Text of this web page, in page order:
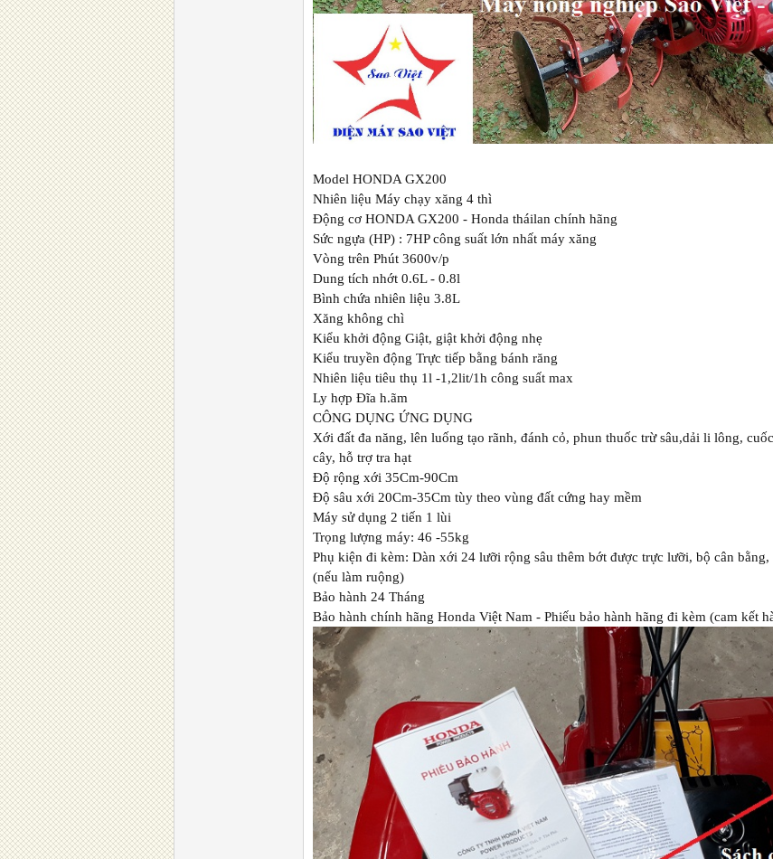
Model HONDA GX200
Nhiên liệu Máy chạy xăng 4 thì
Động cơ HONDA GX200 - Honda tháilan chính hãng
Sức ngựa (HP) : 7HP công suất lớn nhất máy xăng
Vòng trên Phút 3600v/p
Dung tích nhớt 0.6L - 0.8l
Bình chứa nhiên liệu 3.8L
Xăng không chì
Kiểu khởi động Giật, giật khởi động nhẹ
Kiểu truyền động Trực tiếp bằng bánh răng
Nhiên liệu tiêu thụ 1l -1,2lit/1h công suất max
Ly hợp Đĩa h.ãm
CÔNG DỤNG ỨNG DỤNG
Xới đất đa năng, lên luống tạo rãnh, đánh cỏ, phun thuốc trừ sâu,dải li lông,
cây, hỗ trợ tra hạt
Độ rộng xới 35Cm-90Cm
Độ sâu xới 20Cm-35Cm tùy theo vùng đất cứng hay mềm
Máy sử dụng 2 tiến 1 lùi
Trọng lượng máy: 46 -55kg
Phụ kiện đi kèm: Dàn xới 24 lưỡi rộng sâu thêm bớt được trực lưỡi, bộ cân
(nếu làm ruộng)
Bảo hành 24 Tháng
Bảo hành chính hãng Honda Việt Nam - Phiếu bảo hành hãng đi kèm (cam kết